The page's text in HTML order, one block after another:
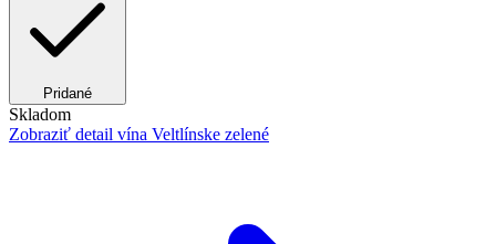
Pridané
Skladom
Zobraziť detail vína Veltlínske zelené